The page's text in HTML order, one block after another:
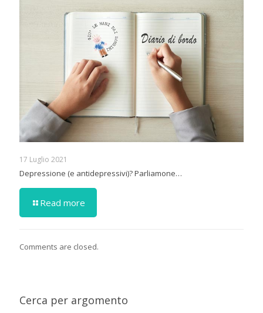
17 Luglio 2021
Depressione (e antidepressivi)? Parliamone…
Read more
Comments are closed.
Cerca per argomento